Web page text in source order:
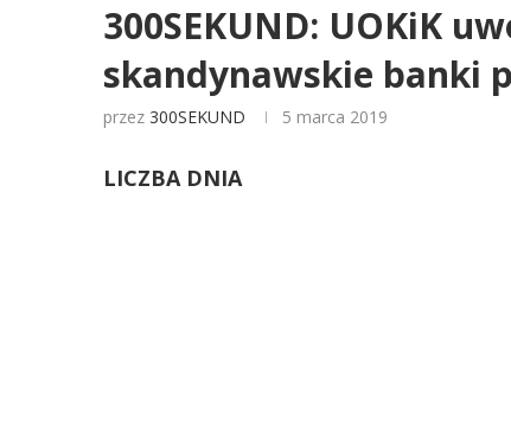
300SEKUND: UOKiK
skandynawskie banki
przez 300SEKUND 5 marca 2019
LICZBA DNIA